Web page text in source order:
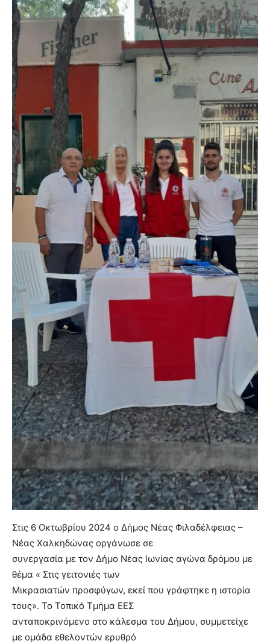
Στις 6 Οκτωβρίου 2024 ο Δήμος Νέας Φιλαδέλφειας –
Νέας Χαλκηδώνας οργάνωσε σε
συνεργασία με τον Δήμο Νέας Ιωνίας αγώνα δρόμου με
θέμα « Στις γειτονιές των
Μικρασιατών προσφύγων, εκεί που γράφτηκε η ιστορία
τους». Το Τοπικό Τμήμα ΕΕΣ
ανταποκρινόμενο στο κάλεσμα του Δήμου, συμμετείχε
με ομάδα εθελοντών ερυθρό